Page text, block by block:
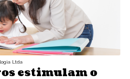
Ltda
estimulam o